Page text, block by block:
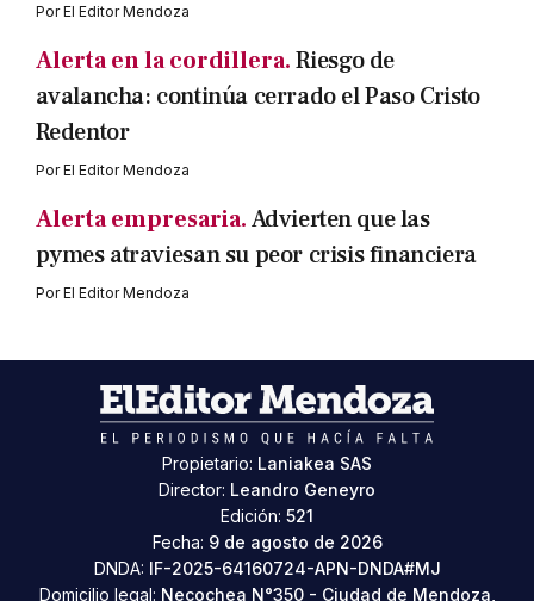
PorEl Editor Mendoza
Alerta en la cordillera.Riesgo de
avalancha: continúa cerrado el Paso Cristo
Redentor
PorEl Editor Mendoza
Alerta empresaria.Advierten que las
pymes atraviesan su peor crisis financiera
PorEl Editor Mendoza
Propietario: Laniakea SAS
Director: Leandro Geneyro
Edición: 521
Fecha: 9 de agosto de 2026
DNDA: IF-2025-64160724-APN-DNDA#MJ
Domicilio legal: Necochea N°350 - Ciudad de Mendoza,